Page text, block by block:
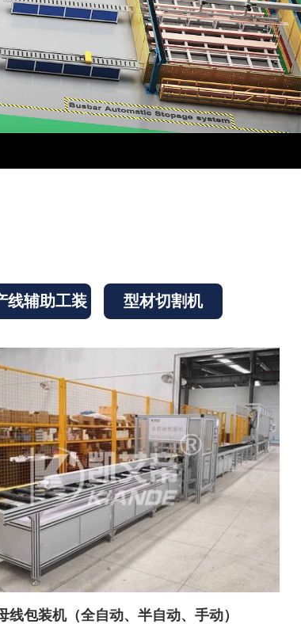
线辅助工装 型材切割机
线包装机（全自动、半自动、手动）